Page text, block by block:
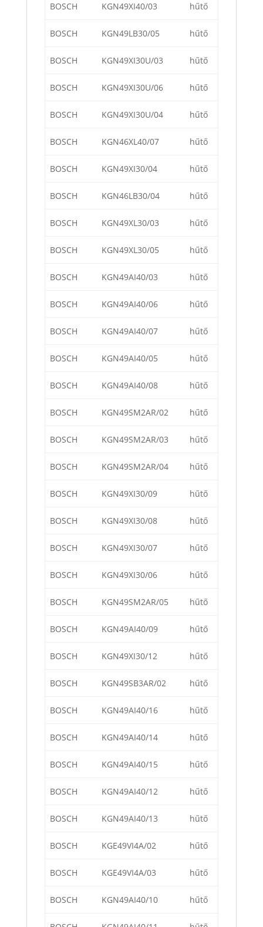
BOSCH KGN49XI40/03 hűtő
BOSCH KGN49LB30/05 hűtő
BOSCH KGN49XI30U/03 hűtő
BOSCH KGN49XI30U/06 hűtő
BOSCH KGN49XI30U/04 hűtő
BOSCH KGN46XL40/07 hűtő
BOSCH KGN49XI30/04 hűtő
BOSCH KGN46LB30/04 hűtő
BOSCH KGN49XL30/03 hűtő
BOSCH KGN49XL30/05 hűtő
BOSCH KGN49AI40/03 hűtő
BOSCH KGN49AI40/06 hűtő
BOSCH KGN49AI40/07 hűtő
BOSCH KGN49AI40/05 hűtő
BOSCH KGN49AI40/08 hűtő
BOSCH KGN49SM2AR/02 hűtő
BOSCH KGN49SM2AR/03 hűtő
BOSCH KGN49SM2AR/04 hűtő
BOSCH KGN49XI30/09 hűtő
BOSCH KGN49XI30/08 hűtő
BOSCH KGN49XI30/07 hűtő
BOSCH KGN49XI30/06 hűtő
BOSCH KGN49SM2AR/05 hűtő
BOSCH KGN49AI40/09 hűtő
BOSCH KGN49XI30/12 hűtő
BOSCH KGN49SB3AR/02 hűtő
BOSCH KGN49AI40/16 hűtő
BOSCH KGN49AI40/14 hűtő
BOSCH KGN49AI40/15 hűtő
BOSCH KGN49AI40/12 hűtő
BOSCH KGN49AI40/13 hűtő
BOSCH KGE49VI4A/02 hűtő
BOSCH KGE49VI4A/03 hűtő
BOSCH KGN49AI40/10 hűtő